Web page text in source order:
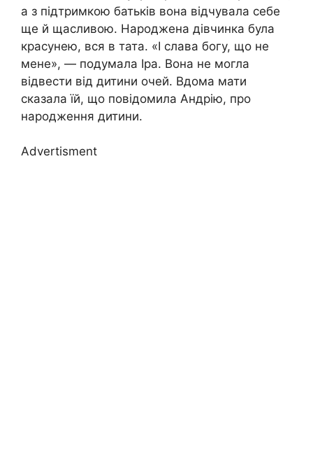
а з підтримкою батьків вона відчувала себе
ще й щасливою. Народжена дівчинка була
красунею, вся в тата. «І слава богу, що не
мене», — подумала Іра. Вона не могла
відвести від дитини очей. Вдома мати
сказала їй, що повідомила Андрію, про
народження дитини.
Advertisment